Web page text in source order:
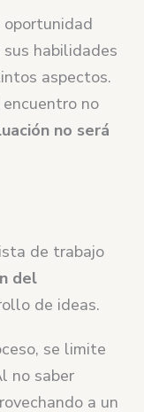
habilidades
aspectos.
no
no será
de trabajo
del
de ideas.
se limite
no saber
a un